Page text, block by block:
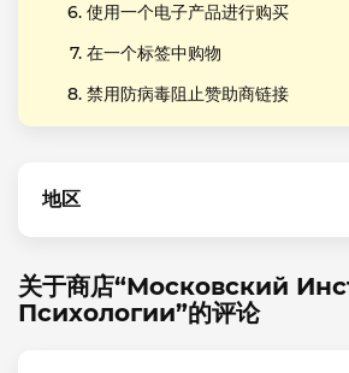
使用一个电子产品进行购买
在一个标签中购物
禁用防病毒阻止赞助商链接
地区
关于商店“Московский
Психологии”的评论